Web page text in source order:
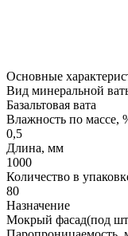
Основные
Вид минеральной
Базальтовая вата
Влажность по массе,
0,5
Длина, мм
1000
Количество в
80
Назначение
Мокрый фасад(под